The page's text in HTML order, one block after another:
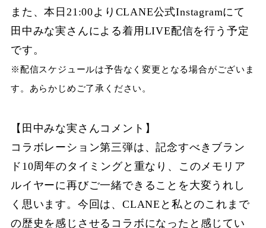
また、本日21:00よりCLANE公式Instagramにて
⽥中みな実さんによる着⽤LIVE配信を⾏う予定
です。
※配信スケジュールは予告なく変更となる場合がございま
す。あらかじめご了承ください。
【⽥中みな実さんコメント】
コラボレーション第三弾は、記念すべきブラン
ド10周年のタイミングと重なり、このメモリア
ルイヤーに再びご⼀緒できることを⼤変うれし
く思います。今回は、CLANEと私とのこれまで
の歴史を感じさせるコラボになったと感じてい